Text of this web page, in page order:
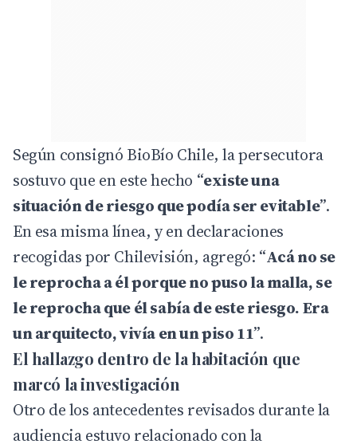
Según consignó BioBío Chile, la persecutora
sostuvo que en este hecho “existe una
situación de riesgo que podía ser evitable”.
En esa misma línea, y en declaraciones
recogidas por Chilevisión, agregó: “Acá no se
le reprocha a él porque no puso la malla, se
le reprocha que él sabía de este riesgo. Era
un arquitecto, vivía en un piso 11”.
El hallazgo dentro de la habitación que
marcó la investigación
Otro de los antecedentes revisados durante la
audiencia estuvo relacionado con la